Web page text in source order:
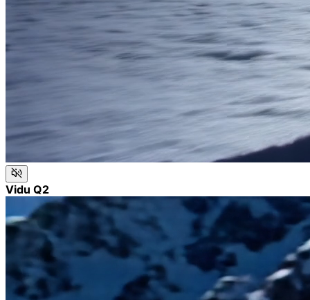
Vidu Q2